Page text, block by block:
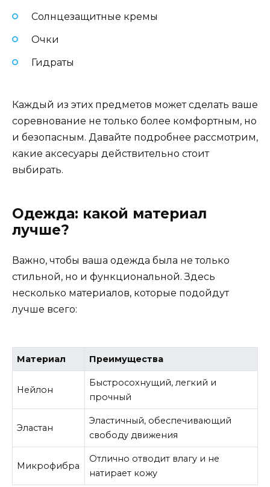
Солнцезащитные кремы
Очки
Гидраты
Каждый из этих предметов может сделать ваше
соревнование не только более комфортным, но
и безопасным. Давайте подробнее рассмотрим,
какие аксесуары действительно стоит
выбирать.
Одежда: какой материал
лучше?
Важно, чтобы ваша одежда была не только
стильной, но и функциональной. Здесь
несколько материалов, которые подойдут
лучше всего:
Материал Преимущества
Нейлон
Быстросохнущий, легкий и
прочный
Эластан
Эластичный, обеспечивающий
свободу движения
Микрофибра
Отлично отводит влагу и не
натирает кожу